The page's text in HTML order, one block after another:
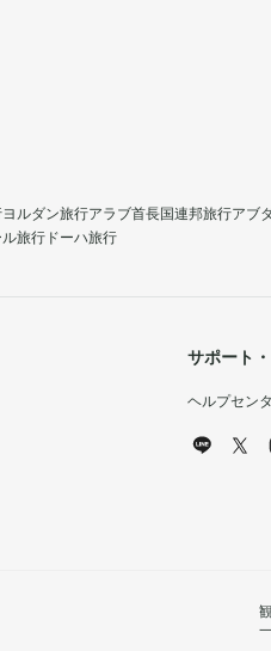
ヨルダン旅行アラブ首長国連邦旅行アブ
旅行 ドーハ旅行
サポート
ヘルプセン